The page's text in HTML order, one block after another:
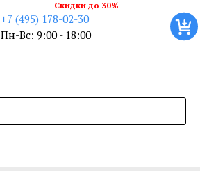
+7 (495) 178-02-30
Пн-Вс: 9:00 - 18:00
Скидки до 30%